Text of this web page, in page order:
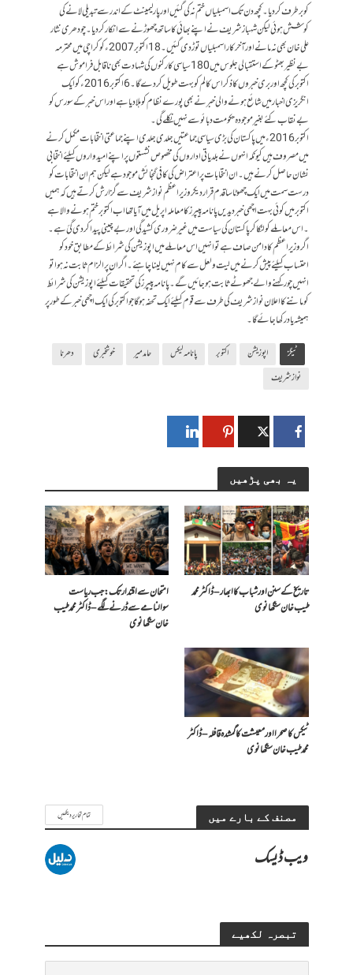
کو برطرف کر دیا ۔ کچھ دن تک اسمبلیاں ختم نہ کی گئیں اور پارلیمینٹ کے اندر سے تبدیلی لانے کی
کوشش ہوئی لیکن شہباز شریف نے اپنے بھائی کا ساتھ چھوڑنے سے انکار کر دیا ۔ چودھری نثار
علی خان بھی نہ مانے اور آخر کار اسمبلیاں توڑ دی گئیں ۔ 18اکتوبر 2007ء کو کراچی میں محترمہ
بے نظیر بھٹو کے استقبالی جلوس میں 180سیاسی کارکنوں کی شہادت بھی ناقابل فراموش ہے
اکتوبر کی کچھ اور بری خبروں کا ذکر اس کالم کو بہت طویل کر دےگا ۔ 6اکتوبر 2016ء کو ایک
انگریزی اخبار میں شائع ہونے والی خبر نے بھی پورے نظام کو ہلا دیا ہے اور اس خبر کے سورس کو
بے نقاب کئے بغیر موجودہ حکومت دبائو سے نہیں نکلے گی۔
اکتوبر 2016ء میں پاکستان کی بڑی سیاسی جماعتیں جلدی جلدی اپنے جماعتی انتخابات مکمل کرنے
میں مصروف ہیں کیونکہ انہوں نے بلدیاتی اداروں کی مخصوص نشستوں پر اپنے امیدواروں کیلئے انتخابی
نشان حاصل کرنے ہیں ۔ ان انتخابات پر اعتراض کی کافی گنجائش موجود ہے لیکن ہم ان انتخابات کو
درست سمت میں ایک چھوٹا سا قدم قرار دیکر وزیر اعظم نواز شریف سے گزارش کرتے ہیں کہ ہمیں
اکتوبر میں کوئی بہت اچھی خبر دیدیں پانامہ پیپرز کا معاملہ اپریل میں آیا تھا اب اکتوبر ختم ہونے والا ہے
۔ اس معاملے کو لٹکا کر پاکستان کی سیاست میں غیر ضروری کشیدگی اور بے چینی پیدا کر دی گئ ہے ۔
اگر وزیر اعظم کا دامن صاف ہے تو انہیں اس معاملے میں اپوزیشن کی شرائط کے مطابق خود کو
احتساب کیلئے پیش کرنے میں لیت ولعل سے کام نہیں لینا چاہئے ۔ اگر ان پر الزام ثابت نہ ہوا تو
انہیں چور کہنے والے جھوٹے ثابت ہو جائیں گے۔ پانامہ پیپرز کی تحقیقات کیلئے اپوزیشن کی شرائط
کو ماننے کا اعلان نواز شریف کی طرف سے قوم کیلئے ایک تحفہ ہوگا جو اکتوبر کی ایک اچھی خبر کے طورپر
ہمیشہ یاد رکھا جائے گا۔
ٹیگز اپوزیشن اکتوبر پانامہ لیکس حامد میر خوشخبری
دھرنا
نواز شریف
یہ بھی پڑھیں
تاریخ کے سنن اور شباب کا ابھار – ڈاکٹر محمد
طیب خان سنگھانوی
امتحان سے اقتدار تک: جب ریاست
سوالنامے سے ڈرنے لگے – ڈاکٹر محمد طیب
خان سنگھانوی
ٹیکس کا صحرا اور معیشت کا گمشدہ قافلہ – ڈاکٹر
محمد طیب خان سنگھانوی
مصنف کے بارے میں تمام تحاریر دیکھیں
ویب ڈیسک
تبصرہ لکھیے